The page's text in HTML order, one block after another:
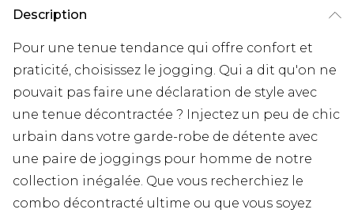
Description
Pour une tenue tendance qui offre confort et
praticité, choisissez le jogging. Qui a dit qu'on ne
pouvait pas faire une déclaration de style avec
une tenue décontractée ? Injectez un peu de chic
urbain dans votre garde-robe de détente avec
une paire de joggings pour homme de notre
collection inégalée. Que vous recherchiez le
combo décontracté ultime ou que vous soyez